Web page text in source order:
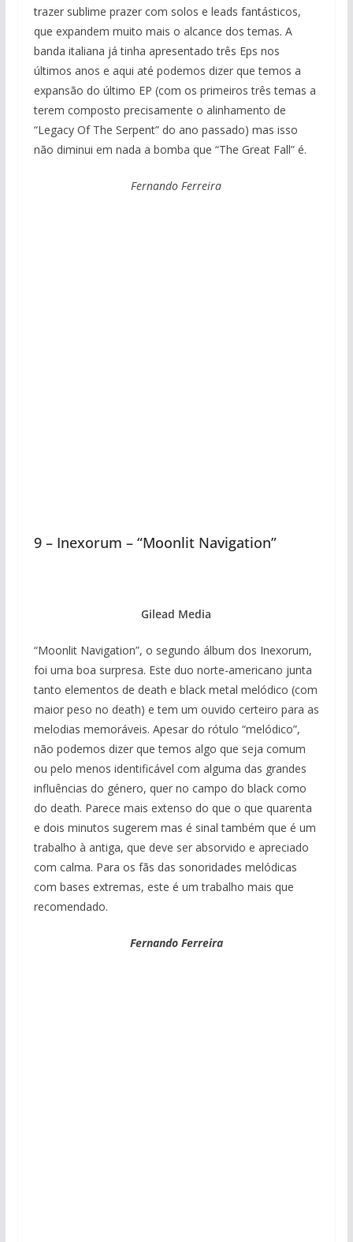
trazer sublime prazer com solos e leads fantásticos,
que expandem muito mais o alcance dos temas. A
banda italiana já tinha apresentado três Eps nos
últimos anos e aqui até podemos dizer que temos a
expansão do último EP (com os primeiros três temas a
terem composto precisamente o alinhamento de
“Legacy Of The Serpent” do ano passado) mas isso
não diminui em nada a bomba que “The Great Fall” é.
Fernando Ferreira
9 – Inexorum – “Moonlit Navigation”
Gilead Media
“Moonlit Navigation”, o segundo álbum dos Inexorum,
foi uma boa surpresa. Este duo norte-americano junta
tanto elementos de death e black metal melódico (com
maior peso no death) e tem um ouvido certeiro para as
melodias memoráveis. Apesar do rótulo “melódico”,
não podemos dizer que temos algo que seja comum
ou pelo menos identificável com alguma das grandes
influências do género, quer no campo do black como
do death. Parece mais extenso do que o que quarenta
e dois minutos sugerem mas é sinal também que é um
trabalho à antiga, que deve ser absorvido e apreciado
com calma. Para os fãs das sonoridades melódicas
com bases extremas, este é um trabalho mais que
recomendado.
Fernando Ferreira